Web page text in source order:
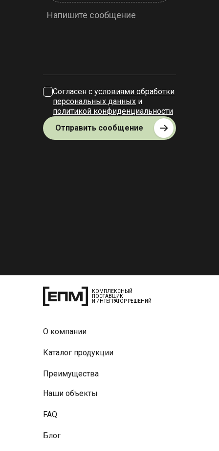
Напишите сообщение
Согласен с условиями обработки
персональных данных и
политикой конфиденциальности
Отправить сообщение
Блог
FAQ
Наши объекты
Преимущества
Каталог продукции
О компании
КОМПЛЕКСНЫЙ
ПОСТАВЩИК
И ИНТЕГРАТОР РЕШЕНИЙ